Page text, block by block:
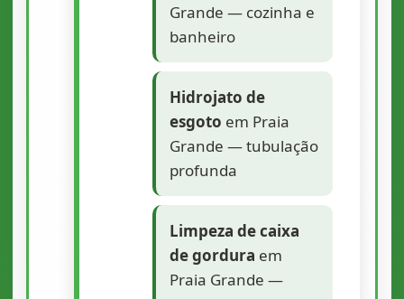
Grande — cozinha e
banheiro
Hidrojato de
esgoto em Praia
Grande — tubulação
profunda
Limpeza de caixa
de gordura em
Praia Grande —